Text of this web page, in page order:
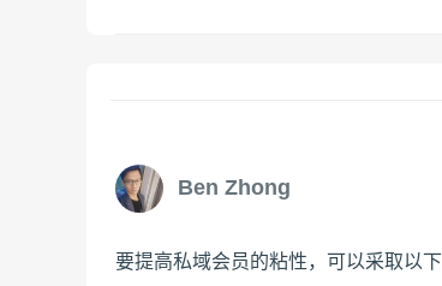
Ben Zhong
要提高私域会员的粘性，可以采取以下